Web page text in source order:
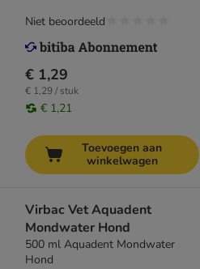
€ 1,29
€ 1,29 / stuk
€ 1,21
Niet beoordeeld
Toevoegen aan
winkelwagen
Virbac Vet Aquadent
Mondwater Hond
500 ml Aquadent Mondwater
Hond